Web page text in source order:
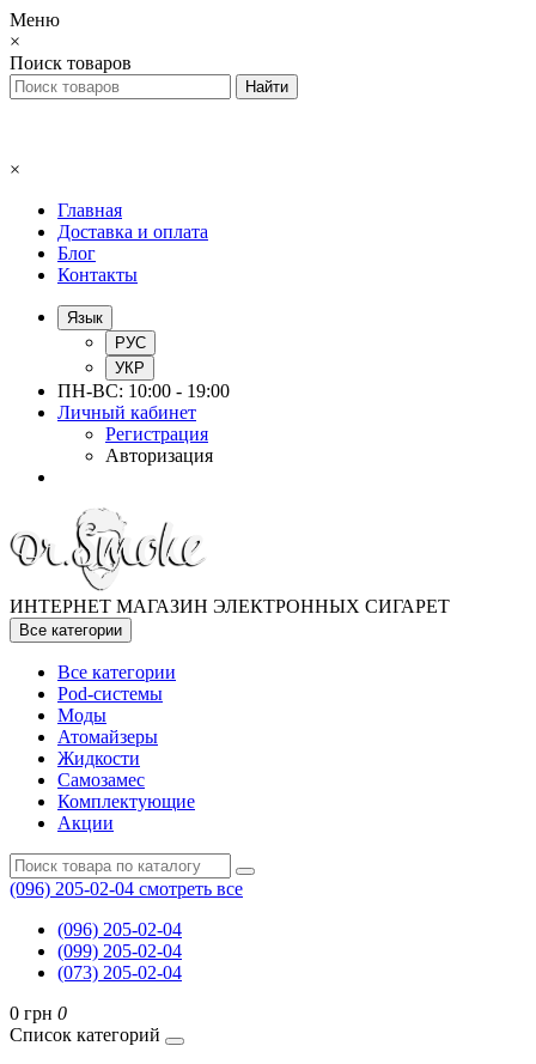
Меню
×
Поиск товаров
×
Главная
Доставка и оплата
Блог
Контакты
Язык
РУС
УКР
ПН-ВС: 10:00 - 19:00
Личный кабинет
Регистрация
Авторизация
ИНТЕРНЕТ МАГАЗИН ЭЛЕКТРОННЫХ СИГАРЕТ
Все категории
Все категории
Pod-системы
Моды
Атомайзеры
Жидкости
Самозамес
Комплектующие
Акции
(096) 205-02-04 смотреть все
(096) 205-02-04
(099) 205-02-04
(073) 205-02-04
0 грн 0
Список категорий